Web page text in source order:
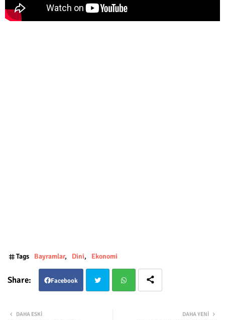
Tags Bayramlar Dini Ekonomi
Facebook
DAHA YENI
DAHA ESKI